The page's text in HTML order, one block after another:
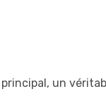
principal, un